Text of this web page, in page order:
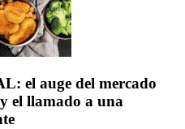
el auge del mercado
el llamado a una